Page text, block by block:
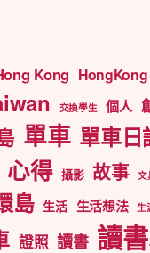
Kong HongKong
交換學生 個人
單車 單車日
心得 攝影 故事 文
島 生活 生活想法 生
證照 讀書 讀